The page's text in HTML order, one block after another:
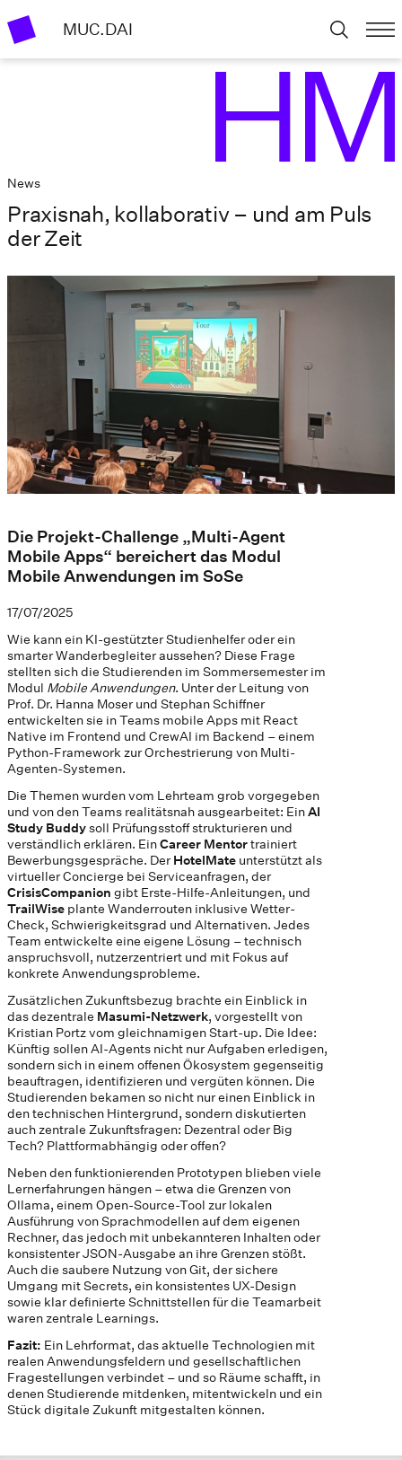
MUC.DAI
News
Praxisnah, kollaborativ – und am Puls
der Zeit
Die Projekt-Challenge „Multi-Agent
Mobile Apps“ bereichert das Modul
Mobile Anwendungen im SoSe
17/07/2025
Wie kann ein KI-gestützter Studienhelfer oder ein
smarter Wanderbegleiter aussehen? Diese Frage
stellten sich die Studierenden im Sommersemester im
Modul Mobile Anwendungen. Unter der Leitung von
Prof. Dr. Hanna Moser und Stephan Schiffner
entwickelten sie in Teams mobile Apps mit React
Native im Frontend und CrewAI im Backend – einem
Python-Framework zur Orchestrierung von Multi-
Agenten-Systemen.
Die Themen wurden vom Lehrteam grob vorgegeben
und von den Teams realitätsnah ausgearbeitet: EinAI
Study Buddysoll Prüfungsstoff strukturieren und
verständlich erklären. EinCareer Mentortrainiert
Bewerbungsgespräche. DerHotelMate unterstützt als
virtueller Concierge bei Serviceanfragen, der
CrisisCompanion gibt Erste-Hilfe-Anleitungen, und
TrailWise plante Wanderrouten inklusive Wetter-
Check, Schwierigkeitsgrad und Alternativen. Jedes
Team entwickelte eine eigene Lösung – technisch
anspruchsvoll, nutzerzentriert und mit Fokus auf
konkrete Anwendungsprobleme.
Zusätzlichen Zukunftsbezug brachte ein Einblick in
das dezentrale Masumi-Netzwerk, vorgestellt von
Kristian Portz vom gleichnamigen Start-up. Die Idee:
Künftig sollen AI-Agents nicht nur Aufgaben erledigen,
sondern sich in einem offenen Ökosystem gegenseitig
beauftragen, identifizieren und vergüten können. Die
Studierenden bekamen so nicht nur einen Einblick in
den technischen Hintergrund, sondern diskutierten
auch zentrale Zukunftsfragen: Dezentral oder Big
Tech? Plattformabhängig oder offen?
Neben den funktionierenden Prototypen blieben viele
Lernerfahrungen hängen – etwa die Grenzen von
Ollama, einem Open-Source-Tool zur lokalen
Ausführung von Sprachmodellen auf dem eigenen
Rechner, das jedoch mit unbekannteren Inhalten oder
konsistenter JSON-Ausgabe an ihre Grenzen stößt.
Auch die saubere Nutzung von Git, der sichere
Umgang mit Secrets, ein konsistentes UX-Design
sowie klar definierte Schnittstellen für die Teamarbeit
waren zentrale Learnings.
Fazit: Ein Lehrformat, das aktuelle Technologien mit
realen Anwendungsfeldern und gesellschaftlichen
Fragestellungen verbindet – und so Räume schafft, in
denen Studierende mitdenken, mitentwickeln und ein
Stück digitale Zukunft mitgestalten können.